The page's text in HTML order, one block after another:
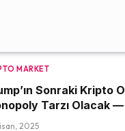
MARKET
Sonraki Kripto
Tarzı Olacak —
2025